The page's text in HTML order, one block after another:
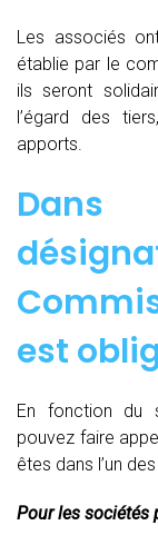
Les associés
établie par le
ils seront
l’égard des
apports.
est
En fonction du
pouvez faire
êtes dans l’un
Pour les sociétés